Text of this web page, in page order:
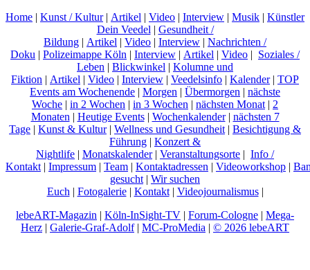
Home | Kunst / Kultur| Artikel | Video | Interview | Musik | Künstler
Dein Veedel | Gesundheit /
Bildung | Artikel | Video | Interview | Nachrichten /
Doku | Polizeimappe Köln | Interview | Artikel | Video | Soziales /
Leben | Blickwinkel | Kolumne und
Fiktion | Artikel | Video | Interview | Veedelsinfo | Kalender| TOP
Events am Wochenende | Morgen | Übermorgen | nächste
Woche | in 2 Wochen | in 3 Wochen | nächsten Monat | 2
Monaten | Heutige Events| Wochenkalender| nächsten 7
Tage | Kunst & Kultur| Wellness und Gesundheit | Besichtigung &
Führung | Konzert &
Nightlife | Monatskalender| Veranstaltungsorte | Info /
Kontakt | Impressum | Team | Kontaktadressen | Videoworkshop |
gesucht | Wir suchen
Euch | Fotogalerie| Kontakt| Videojournalismus|
lebeART-Magazin | Köln-InSight-TV | Forum-Cologne | Mega-
Herz | Galerie-Graf-Adolf| MC-ProMedia | © 2026 lebeART